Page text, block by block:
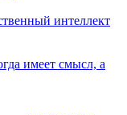
интеллект
имеет смысл, а